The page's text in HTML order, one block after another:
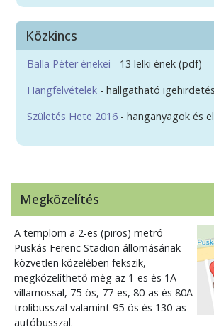
Közkincs
Balla Péter énekei - 13 lelki ének (pdf)
Hangfelvételek - hallgatható
Születés Hete 2016 - hanganyagok és
Megközelítés
A templom a 2-es (piros) metró
Puskás Ferenc Stadion állomásának
közvetlen közelében fekszik,
megközelíthető még az 1-es és 1A
villamossal, 75-ös, 77-es, 80-as és 80A
trolibusszal valamint 95-ös és 130-as
autóbusszal.